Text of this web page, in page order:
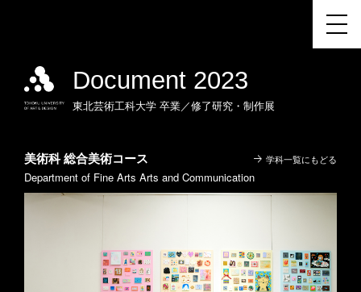
Document 2023
東北芸術工科大学 卒業／修了研究・制作展
学科一覧にもどる
美術科 総合美術コース
Department of Fine Arts Arts and Communication